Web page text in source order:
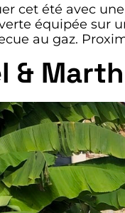
cet été avec
équipée sur
au gaz.
&